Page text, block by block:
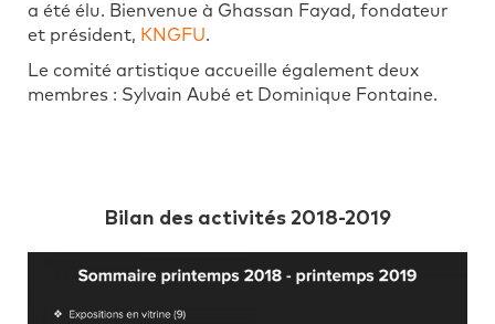
a été élu. Bienvenue à Ghassan Fayad, fondateur
et président, KNGFU.
Le comité artistique accueille également deux
membres : Sylvain Aubé et Dominique Fontaine.
Bilan des activités 2018-2019